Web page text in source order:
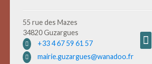
55 rue des Mazes
34820 Guzargues
+33 4 67 59 61 57
mairie.guzargues@wanadoo.fr